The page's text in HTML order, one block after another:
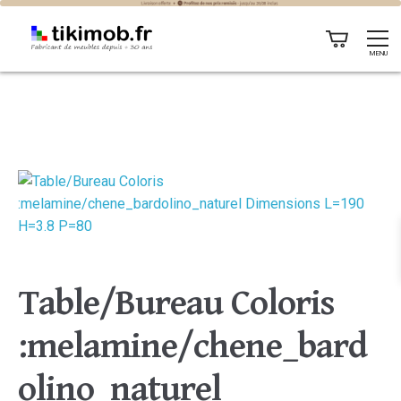
MENU
Table/Bureau Coloris
:melamine/chene_bard
olino_naturel